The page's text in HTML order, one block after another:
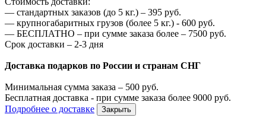
— стандартных заказов (до 5 кг.) – 395 руб.
— крупногабаритных грузов (более 5 кг.) - 600 руб.
— БЕСПЛАТНО – при сумме заказа более – 7500 руб.
Срок доставки – 2-3 дня
Доставка подарков по России и странам СНГ
Минимальная сумма заказа – 500 руб.
Бесплатная доставка - при сумме заказа более 9000 руб.
Подробнее о доставке
Закрыть